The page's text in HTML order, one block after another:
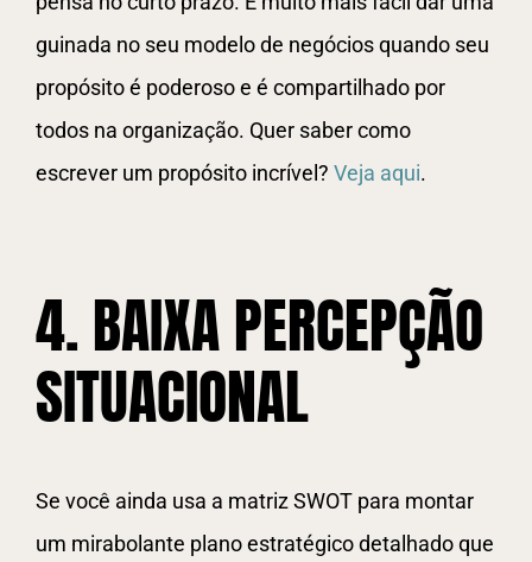
guinada no seu modelo de negócios quando seu
propósito é poderoso e é compartilhado por
todos na organização. Quer saber como
escrever um propósito incrível? Veja aqui.
4. BAIXA PERCEPÇÃO
SITUACIONAL
Se você ainda usa a matriz SWOT para montar
um mirabolante plano estratégico detalhado que